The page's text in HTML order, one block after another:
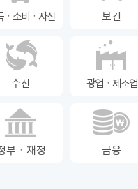
ㆍ소비ㆍ자산 보건
수산 광업ㆍ제조업
부ㆍ재정 금융